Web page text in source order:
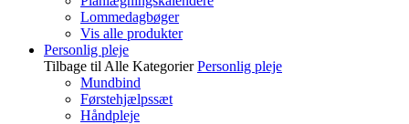
Lommedagbøger
Vis alle produkter
Personlig pleje
Tilbage til Alle Kategorier Personlig pleje
Mundbind
Førstehjælpssæt
Håndpleje